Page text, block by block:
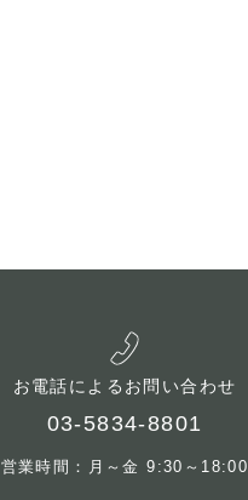
お電話によるお問い合わせ
03-5834-8801
営業時間：月～金 9:30～18:00